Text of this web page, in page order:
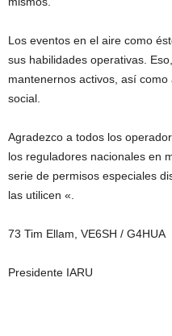
Los eventos en el aire como
sus habilidades operativas.
mantenernos activos, así
social.
Agradezco a todos los
los reguladores nacionales en
serie de permisos especiales
las utilicen «.
73 Tim Ellam, VE6SH / G4HUA
Presidente IARU